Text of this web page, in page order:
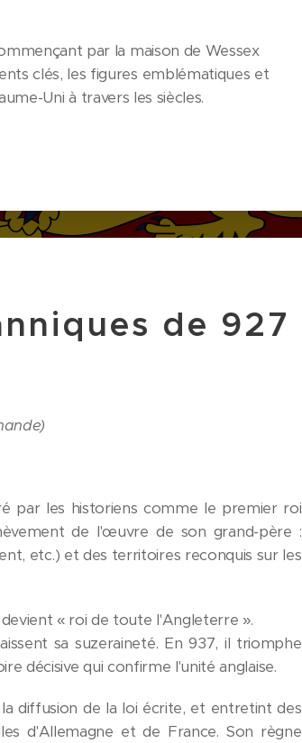
par la maison de Wessex
clés, les figures emblématiques et
Uni à travers les siècles.
de 927
par les historiens comme le premier roi
de l'œuvre de son grand-père :
etc.) et des territoires reconquis sur les
« roi de toute l'Angleterre ».
sa suzeraineté. En 937, il triomphe
décisive qui confirme l'unité anglaise.
diffusion de la loi écrite, et entretint des
d'Allemagne et de France. Son règne